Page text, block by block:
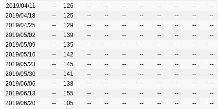
2019/04/11
-- 126 -- -- -- -- -- -- --
--
2019/04/18
-- 125 -- -- -- -- -- -- --
--
2019/04/25
-- 129 -- -- -- -- -- -- --
--
2019/05/02
-- 139 -- -- -- -- -- -- --
--
2019/05/09
-- 135 -- -- -- -- -- -- --
--
2019/05/16
-- 142 -- -- -- -- -- -- --
--
2019/05/23
-- 145 -- -- -- -- -- -- --
--
2019/05/30
-- 141 -- -- -- -- -- -- --
--
2019/06/06
-- 138 -- -- -- -- -- -- --
--
2019/06/13
-- 155 -- -- -- -- -- -- --
--
2019/06/20
-- 105 -- -- -- -- -- -- --
--